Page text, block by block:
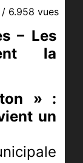
/ 6.958 vues
– Les
la
» :
un